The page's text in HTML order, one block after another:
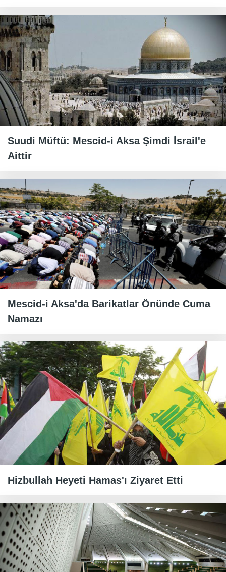
Suudi Müftü: Mescid-i Aksa Şimdi İsrail'e
Aittir
Mescid-i Aksa'da Barikatlar Önünde Cuma
Namazı
Hizbullah Heyeti Hamas'ı Ziyaret Etti